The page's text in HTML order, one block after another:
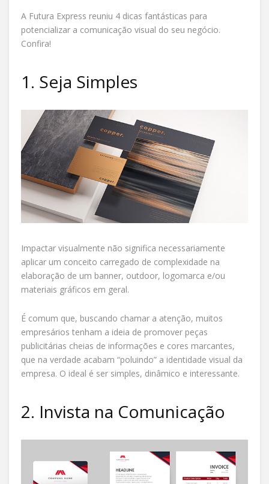
A Futura Express reuniu 4 dicas fantásticas para
potencializar a comunicação visual do seu negócio.
Confira!
1. Seja Simples
Impactar visualmente não significa necessariamente
aplicar um conceito carregado de complexidade na
elaboração de um banner, outdoor, logomarca e/ou
materiais gráficos em geral.
É comum que, buscando chamar a atenção, muitos
empresários tenham a ideia de promover peças
publicitárias cheias de informações e cores marcantes,
que na verdade acabam “poluindo” a identidade visual da
empresa. O ideal é ser simples, dinâmico e interessante.
2. Invista na Comunicação